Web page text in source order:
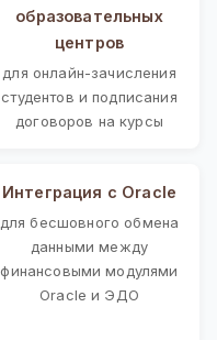
образовательных
центров
для онлайн-зачисления
студентов и подписания
договоров на курсы
Интеграция с Oracle
для бесшовного обмена
данными между
финансовыми модулями
Oracle и ЭДО